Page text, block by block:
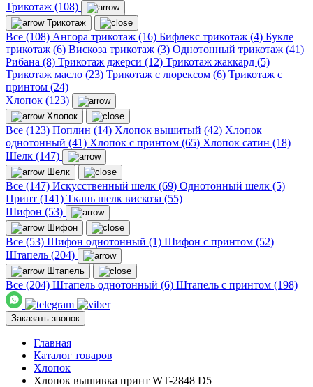
Трикотаж (108)
Трикотаж
Все (108) Ангора трикотаж (16) Бифлекс трикотаж (4) Букле
трикотаж (6) Вискоза трикотаж (3) Однотонный трикотаж (41)
Рибана (8) Трикотаж джерси (12) Трикотаж жаккард (5)
Трикотаж масло (23) Трикотаж с люрексом (6) Трикотаж с
принтом (24)
Хлопок (123)
Хлопок
Все (123) Поплин (14) Хлопок вышитый (42) Хлопок
однотонный (41) Хлопок с принтом (65) Хлопок сатин (18)
Шелк (147)
Шелк
Все (147) Искусственный шелк (69) Однотонный шелк (5)
Принт (141) Ткань шелк вискоза (55)
Шифон (53)
Шифон
Все (53) Шифон однотонный (1) Шифон с принтом (52)
Штапель (204)
Штапель
Все (204) Штапель однотонный (6) Штапель с принтом (198)
Заказать звонок
Главная
Каталог товаров
Хлопок
Хлопок вышивка принт WT-2848 D5